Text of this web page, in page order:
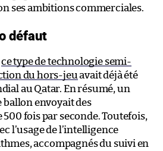
ses ambitions commerciales.
défaut
ce type de technologie semi-
du hors-jeu avait déjà été
au Qatar. En résumé, un
ballon envoyait des
fois par seconde. Toutefois,
l’usage de l’intelligence
accompagnés du suivi en